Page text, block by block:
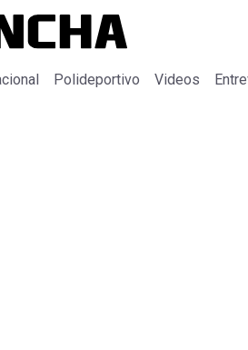
Polideportivo Videos